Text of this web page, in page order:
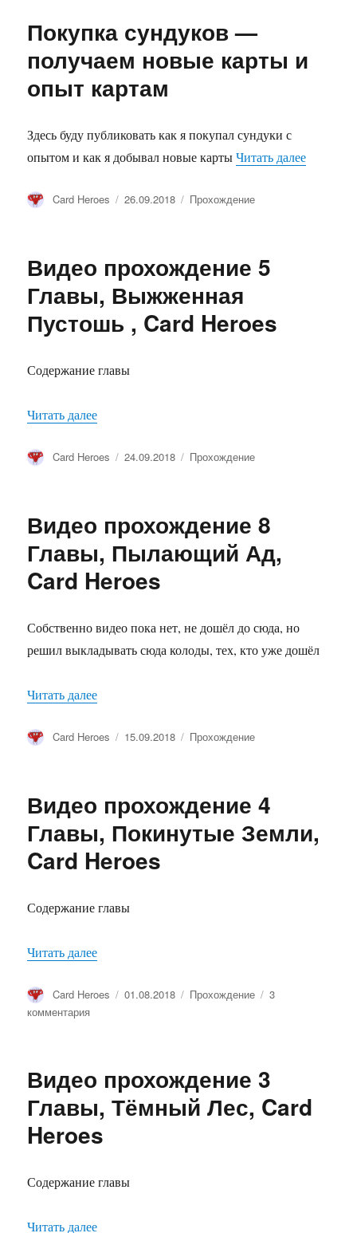
Покупка сундуков —
получаем новые карты и
опыт картам
Здесь буду публиковать как я покупал сундуки с
опытом и как я добывал новые картыЧитать далее
Автор
Card Heroes Опубликовано
26.09.2018 Рубрики
Прохождение
Видео прохождение 5
Главы, Выжженная
Пустошь , Card Heroes
Содержание главы
Читать далее
Автор
Card Heroes Опубликовано
24.09.2018 Рубрики
Прохождение
Видео прохождение 8
Главы, Пылающий Ад,
Card Heroes
Собственно видео пока нет, не дошёл до сюда, но
решил выкладывать сюда колоды, тех, кто уже дошёл
Читать далее
Автор
Card Heroes Опубликовано
15.09.2018 Рубрики
Прохождение
Видео прохождение 4
Главы, Покинутые Земли,
Card Heroes
Содержание главы
Читать далее
Автор
Card Heroes Опубликовано
01.08.2018 Рубрики
Прохождение
3
комментария
4
Главы,
Покинутые
Земли,
Card
Видео прохождение 3
Главы, Тёмный Лес, Card
Heroes
Содержание главы
Читать далее